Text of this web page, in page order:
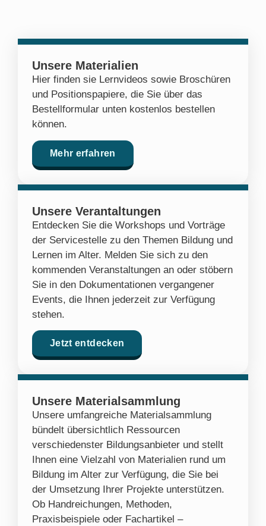
Unsere Materialien
Hier finden sie Lernvideos sowie Broschüren
und Positionspapiere, die Sie über das
Bestellformular unten kostenlos bestellen
können.
Mehr erfahren
Unsere Verantaltungen
Entdecken Sie die Workshops und Vorträge
der Servicestelle zu den Themen Bildung und
Lernen im Alter. Melden Sie sich zu den
kommenden Veranstaltungen an oder stöbern
Sie in den Dokumentationen vergangener
Events, die Ihnen jederzeit zur Verfügung
stehen.
Jetzt entdecken
Unsere Materialsammlung
Unsere umfangreiche Materialsammlung
bündelt übersichtlich Ressourcen
verschiedenster Bildungsanbieter und stellt
Ihnen eine Vielzahl von Materialien rund um
Bildung im Alter zur Verfügung, die Sie bei
der Umsetzung Ihrer Projekte unterstützen.
Ob Handreichungen, Methoden,
Praxisbeispiele oder Fachartikel –